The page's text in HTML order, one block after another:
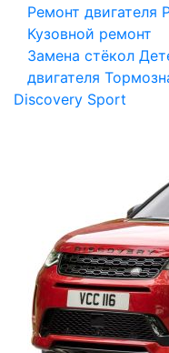
Ремонт двигателя
Кузовной ремонт
Замена стёкол
двигателя
Discovery Sport